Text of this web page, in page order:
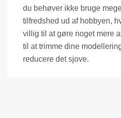
du behøver ikke bruge
tilfredshed ud af hobbyen,
villig til at gøre noget mere
til at trimme dine
reducere det sjove.